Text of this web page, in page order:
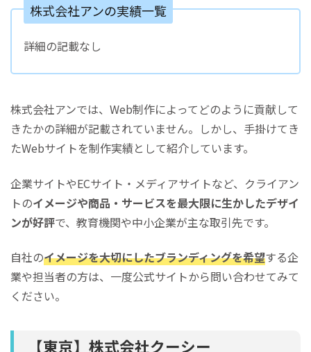
株式会社アンの実績一覧
詳細の記載なし
株式会社アンでは、Web制作によってどのように貢献して
きたかの詳細が記載されていません。しかし、手掛けてき
たWebサイトを制作実績として紹介しています。
企業サイトやECサイト・メディアサイトなど、クライアン
トのイメージや商品・サービスを最大限に生かしたデザイ
ンが好評で、教育機関や中小企業が主な取引先です。
自社のイメージを大切にしたブランディングを希望する企
業や担当者の方は、一度公式サイトから問い合わせてみて
ください。
【東京】株式会社クーシー